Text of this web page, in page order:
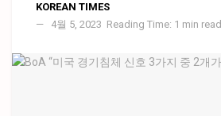
KOREAN TIMES
4월 5, 2023 Reading Time: 1 min read